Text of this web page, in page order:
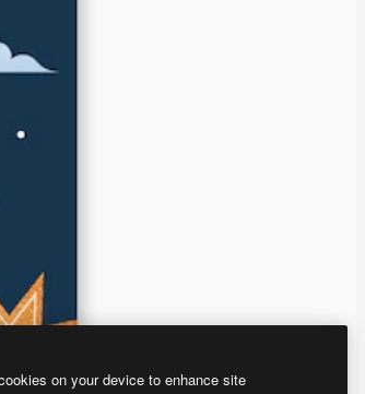
on your device to enhance site